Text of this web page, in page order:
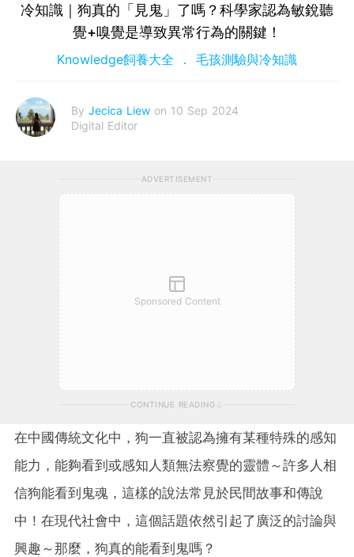
冷知識｜狗真的「見鬼」了嗎？科學家認為敏銳聽
覺+嗅覺是導致異常行為的關鍵！
Knowledge飼養大全 毛孩測驗與冷知識
By Jecica Liew on 10 Sep 2024
Digital Editor
ADVERTISEMENT
Sponsored Content
CONTINUE READING
在中國傳統文化中，狗一直被認為擁有某種特殊的感知
能力，能夠看到或感知人類無法察覺的靈體～許多人相
信狗能看到鬼魂，這樣的說法常見於民間故事和傳說
中！在現代社會中，這個話題依然引起了廣泛的討論與
興趣～那麼，狗真的能看到鬼嗎？